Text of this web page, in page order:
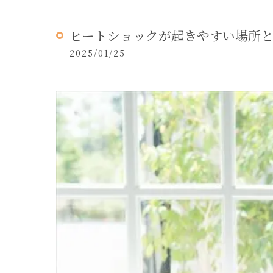
ヒートショックが起きやすい場所
2025/01/25